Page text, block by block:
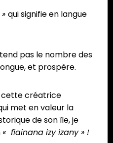
qui signifie en langue
pas le nombre des
et prospère.
cette créatrice
met en valeur la
de son île, je
« fiainana izy izany » !